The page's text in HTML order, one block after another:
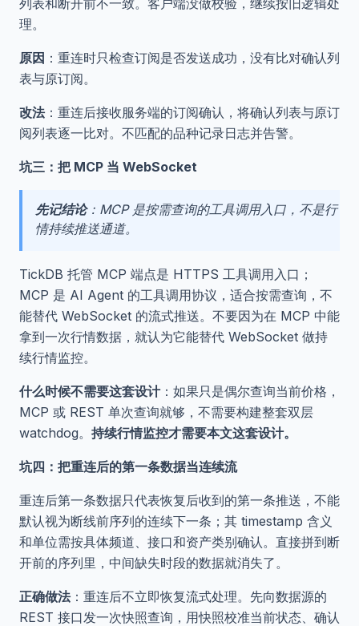
列表和断开前不一致。客户端没做校验，继续按旧逻辑处
理。
原因 ：重连时只检查订阅是否发送成功，没有比对确认列
表与原订阅。
改法：重连后接收服务端的订阅确认，将确认列表与原订
阅列表逐一比对。不匹配的品种记录日志并告警。
坑三：把 MCP 当 WebSocket
先记结论：MCP 是按需查询的工具调用入口，不是行
情持续推送通道。
TickDB 托管 MCP 端点是 HTTPS 工具调用入口；
MCP 是 AI Agent 的工具调用协议，适合按需查询，不
能替代 WebSocket 的流式推送。不要因为在 MCP 中能
拿到一次行情数据，就认为它能替代 WebSocket 做持
续行情监控。
什么时候不需要这套设计：如果只是偶尔查询当前价格，
MCP 或 REST 单次查询就够，不需要构建整套双层
watchdog。 持续行情监控才需要本文这套设计。
坑四：把重连后的第一条数据当连续流
重连后第一条数据只代表恢复后收到的第一条推送，不能
默认视为断线前序列的连续下一条；其 timestamp 含义
和单位需按具体频道、接口和资产类别确认。直接拼到断
开前的序列里，中间缺失时段的数据就消失了。
正确做法：重连后不立即恢复流式处理。先向数据源的
REST 接口发一次快照查询，用快照校准当前状态、确认